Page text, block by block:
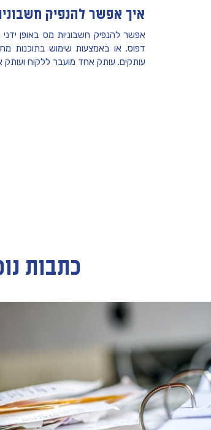
איך אפשר להנפיק
אפשר להנפיק חשבוניות מס באופן
דפוס, או באמצעות שימוש בתוכנות
עותקים. עותק אחד מועבר ללקוח
כתבות